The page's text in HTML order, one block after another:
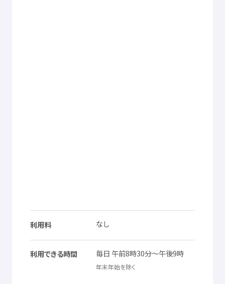
利用料 なし
利用できる時間 毎日 午前8時30分～午後9時
年末年始を除く